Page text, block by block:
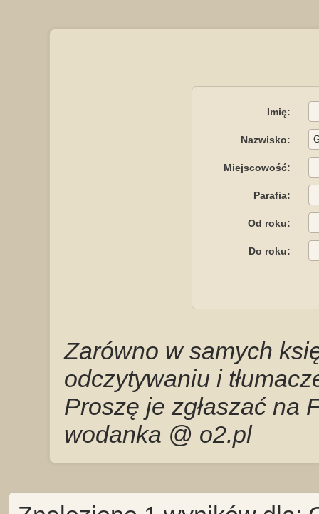
Imię:
Nazwisko:
Miejscowość:
Parafia:
Od roku:
Do roku:
Zarówno w samych
odczytywaniu i
Proszę je zgłaszać na
wodanka @ o2.pl